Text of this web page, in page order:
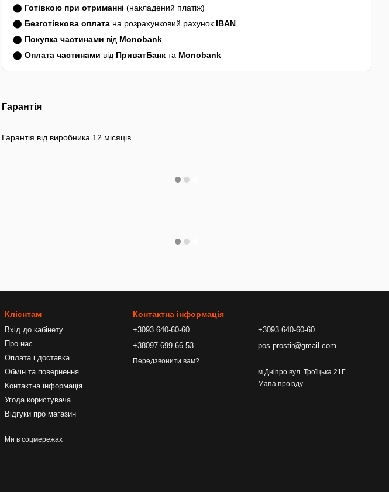
⬤ Готівкою при отриманні (накладений платіж)
⬤ Безготівкова оплата на розрахунковий рахунок IBAN
⬤ Покупка частинами від Monobank
⬤ Оплата частинами від ПриватБанк та Monobank
Гарантія
Гарантія від виробника 12 місяців.
Клієнтам
Вхід до кабінету
Про нас
Оплата і доставка
Обмін та повернення
Контактна інформація
Угода користувача
Відгуки про магазин
Ми в соцмережах
Контактна інформація
+3093 640-60-60
+38097 699-66-53
Передзвонити вам?
+3093 640-60-60
pos.prostir@gmail.com
м Дніпро вул. Троїцька 21Г
Мапа проїзду